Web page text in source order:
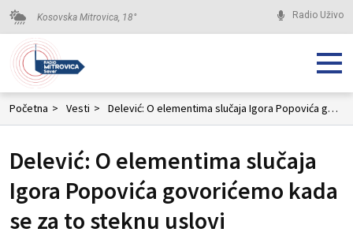
Kosovska Mitrovica, 18° Radio Uživo
Početna > Vesti > Delević: O elementima slučaja Igora Popovića govorićemo kada se za to steknu uslovi
Delević: O elementima slučaja
Igora Popovića govorićemo kada
se za to steknu uslovi